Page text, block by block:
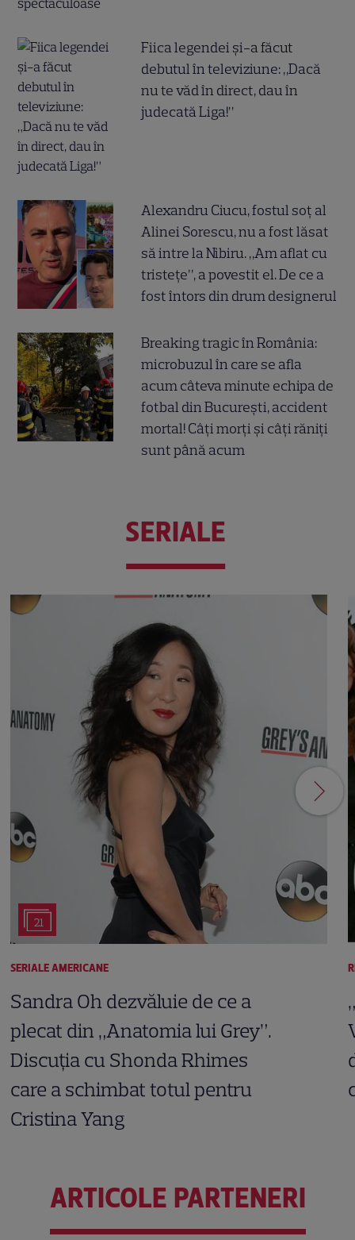
Fiica legendei și-a făcut
debutul în televiziune: „Dacă
nu te văd în direct, dau în
judecată Liga!”
Alexandru Ciucu, fostul soț al
Alinei Sorescu, nu a fost lăsat
să intre la Nibiru. „Am aflat cu
tristețe”, a povestit el. De ce a
fost întors din drum designerul
Breaking tragic în România:
microbuzul în care se afla
acum câteva minute echipa de
fotbal din București, accident
mortal! Câți morți și câți răniți
sunt până acum
SERIALE
21
SERIALE AMERICANE
Sandra Oh dezvăluie de ce a
plecat din „Anatomia lui Grey”.
Discuția cu Shonda Rhimes
care a schimbat totul pentru
Cristina Yang
ARTICOLE PARTENERI